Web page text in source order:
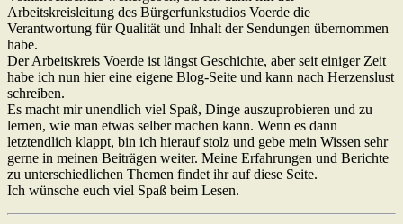
Arbeitskreisleitung des Bürgerfunkstudios Voerde die
Verantwortung für Qualität und Inhalt der Sendungen übernommen
habe.
Der Arbeitskreis Voerde ist längst Geschichte, aber seit einiger Zeit
habe ich nun hier eine eigene Blog-Seite und kann nach Herzenslust
schreiben.
Es macht mir unendlich viel Spaß, Dinge auszuprobieren und zu
lernen, wie man etwas selber machen kann. Wenn es dann
letztendlich klappt, bin ich hierauf stolz und gebe mein Wissen sehr
gerne in meinen Beiträgen weiter. Meine Erfahrungen und Berichte
zu unterschiedlichen Themen findet ihr auf diese Seite.
Ich wünsche euch viel Spaß beim Lesen.